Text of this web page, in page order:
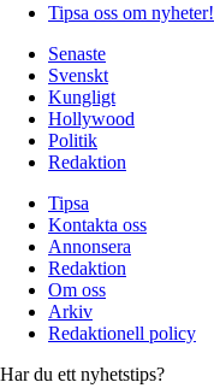
Tipsa oss om nyheter!
Senaste
Svenskt
Kungligt
Hollywood
Politik
Redaktion
Tipsa
Kontakta oss
Annonsera
Redaktion
Om oss
Arkiv
Redaktionell policy
Har du ett nyhetstips?